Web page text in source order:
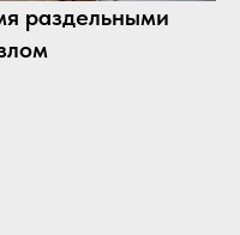
раздельными